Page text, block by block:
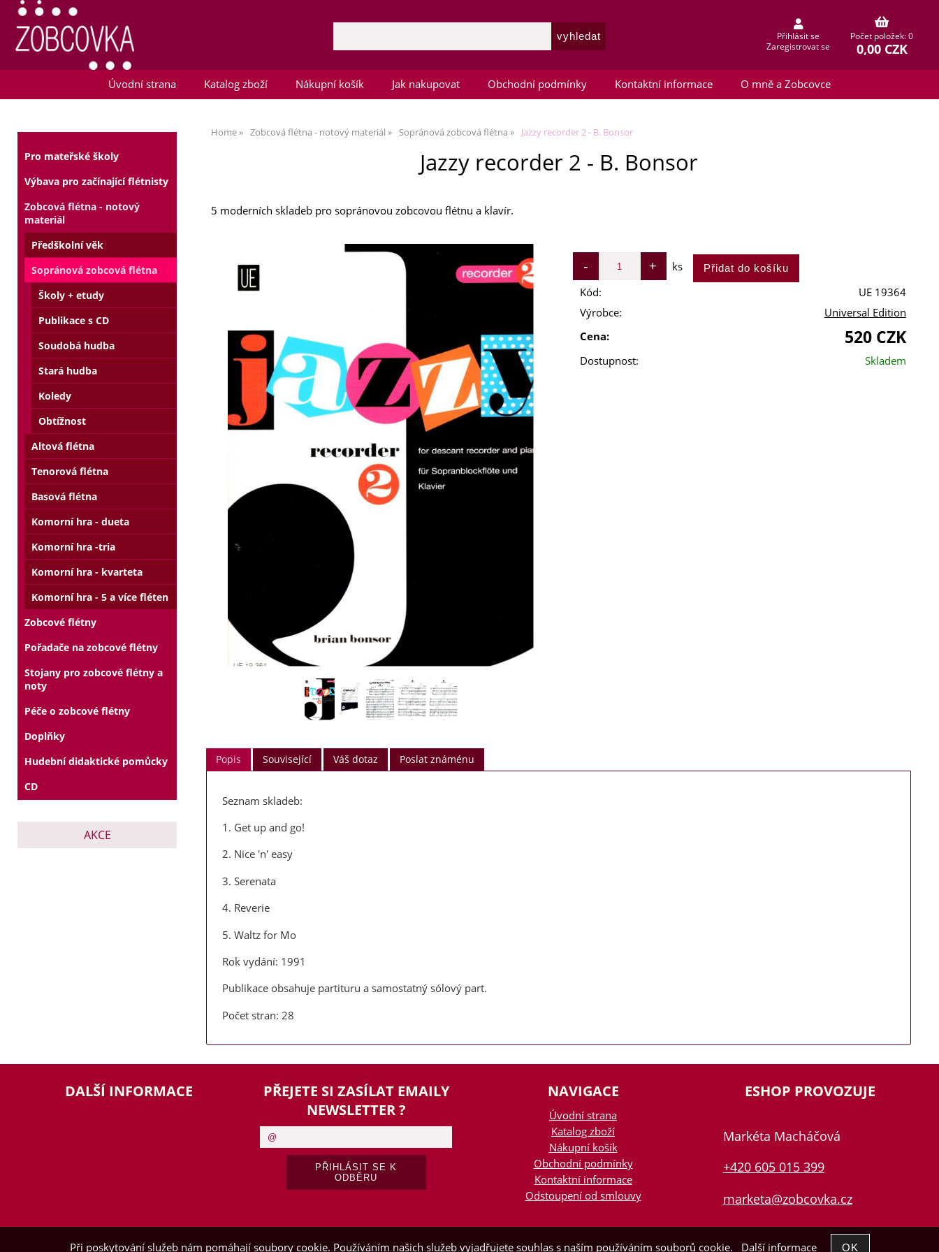
Přihlásit se
Zaregistrovat se
Počet položek: 0
0,00 CZK
Úvodní strana Katalog zboží Nákupní košík Jak nakupovat Obchodní podmínky Kontaktní informace O mně a Zobcovce
Home Zobcová flétna - notový materiál Sopránová zobcová flétna Jazzy recorder 2 - B. Bonsor
Jazzy recorder 2 - B. Bonsor
5 moderních skladeb pro sopránovou zobcovou flétnu a klavír.
ks
Kód:
UE 19364
Výrobce:
Universal Edition
Cena:
520 CZK
Dostupnost: Skladem
Popis Související Váš dotaz Poslat známénu
Seznam skladeb:
1. Get up and go!
2. Nice 'n' easy
3. Serenata
4. Reverie
5. Waltz for Mo
Rok vydání: 1991
Publikace obsahuje partituru a samostatný sólový part.
Počet stran: 28
Pro mateřské školy
Výbava pro začínající flétnisty
Zobcová flétna - notový
materiál
Předškolní věk
Sopránová zobcová flétna
Školy + etudy
Publikace s CD
Soudobá hudba
Stará hudba
Koledy
Obtížnost
Altová flétna
Tenorová flétna
Basová flétna
Komorní hra - dueta
Komorní hra -tria
Komorní hra - kvarteta
Komorní hra - 5 a více fléten
Zobcové flétny
Pořadače na zobcové flétny
Stojany pro zobcové flétny a
noty
Péče o zobcové flétny
Doplňky
Hudební didaktické pomůcky
CD
AKCE
DALŠÍ INFORMACE
PŘEJETE SI ZASÍLAT EMAILY
NEWSLETTER ?
NAVIGACE
Úvodní strana
Katalog zboží
Nákupní košík
Obchodní podmínky
Kontaktní informace
Odstoupení od smlouvy
ESHOP PROVOZUJE
Markéta Macháčová
+420 605 015 399
marketa@zobcovka.cz
v termínu 3. - 7. srpna 2026 jsem na táborě jako vedoucí. V místě není signál. Veškeré objednávky a
požadavky vyřídím po tomto datu.
Děkuji za pochopení a přeji hezké letní dny
Markéta
Při poskytování služeb nám pomáhají soubory cookie. Používáním našich služeb vyjadřujete souhlas s naším používáním souborů cookie. Další informace